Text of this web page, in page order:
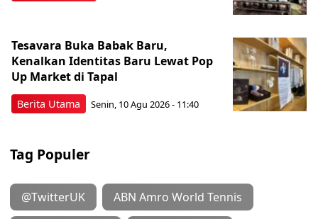
Berita Utama
Tesavara Buka Babak Baru,
Kenalkan Identitas Baru Lewat Pop
Up Market di Tapal
Senin, 10 Agu 2026 - 11:40
Tag Populer
@TwitterUK ABN Amro World Tennis